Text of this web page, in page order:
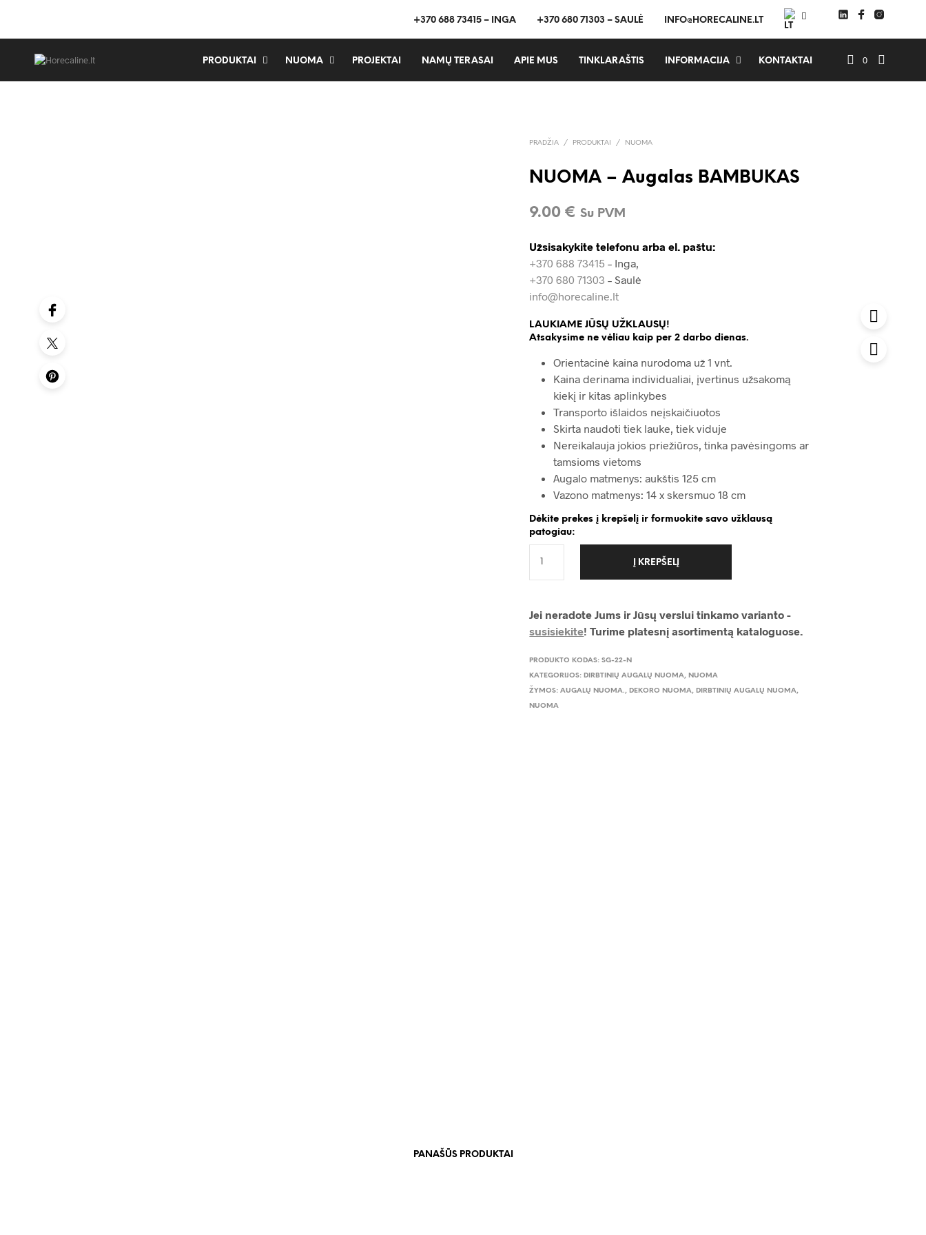
+370 688 73415 – INGA +370 680 71303 – SAULĖ INFO@HORECALINE.LT
PRODUKTAI NUOMA PROJEKTAI NAMŲ TERASAI APIE MUS TINKLARAŠTIS INFORMACIJA KONTAKTAI 0
PRADŽIA / PRODUKTAI / NUOMA
NUOMA – Augalas BAMBUKAS
9.00€ Su PVM
Užsisakykite telefonu arba el. paštu:
+370 688 73415 – Inga,
+370 680 71303 – Saulė
info@horecaline.lt
LAUKIAME JŪSŲ UŽKLAUSŲ!
Atsakysime ne vėliau kaip per 2 darbo dienas.
Orientacinė kaina nurodoma už 1 vnt.
Kaina derinama individualiai, įvertinus užsakomą
kiekį ir kitas aplinkybes
Transporto išlaidos neįskaičiuotos
Skirta naudoti tiek lauke, tiek viduje
Nereikalauja jokios priežiūros, tinka pavėsingoms ar
tamsioms vietoms
Augalo matmenys: aukštis 125 cm
Vazono matmenys: 14 x skersmuo 18 cm
Dėkite prekes į krepšelį ir formuokite savo užklausą
patogiau:
Į KREPŠELĮ
Jei neradote Jums ir Jūsų verslui tinkamo varianto -
susisiekite! Turime platesnį asortimentą kataloguose.
PRODUKTO KODAS:SG-22-N
KATEGORIJOS: DIRBTINIŲ AUGALŲ NUOMA, NUOMA
ŽYMOS:AUGALŲ NUOMA., DEKORO NUOMA, DIRBTINIŲ AUGALŲ NUOMA,
NUOMA
PANAŠŪS PRODUKTAI